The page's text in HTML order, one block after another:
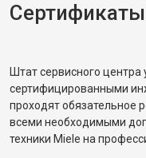
Штат сервисного
сертифицированными
проходят обязательное
всеми необходимыми
техники Miele на